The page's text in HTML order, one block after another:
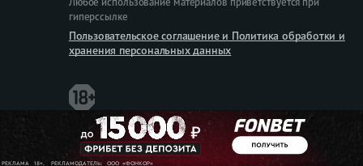
гиперссылке
Пользовательское соглашение и Политика обработки и
хранения персональных данных